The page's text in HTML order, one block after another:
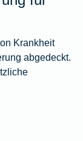
Krankheit
abgedeckt.